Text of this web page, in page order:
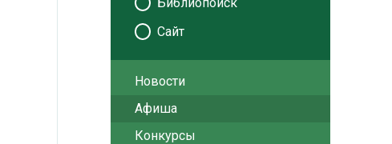
Сайт
Новости
Афиша
Конкурсы